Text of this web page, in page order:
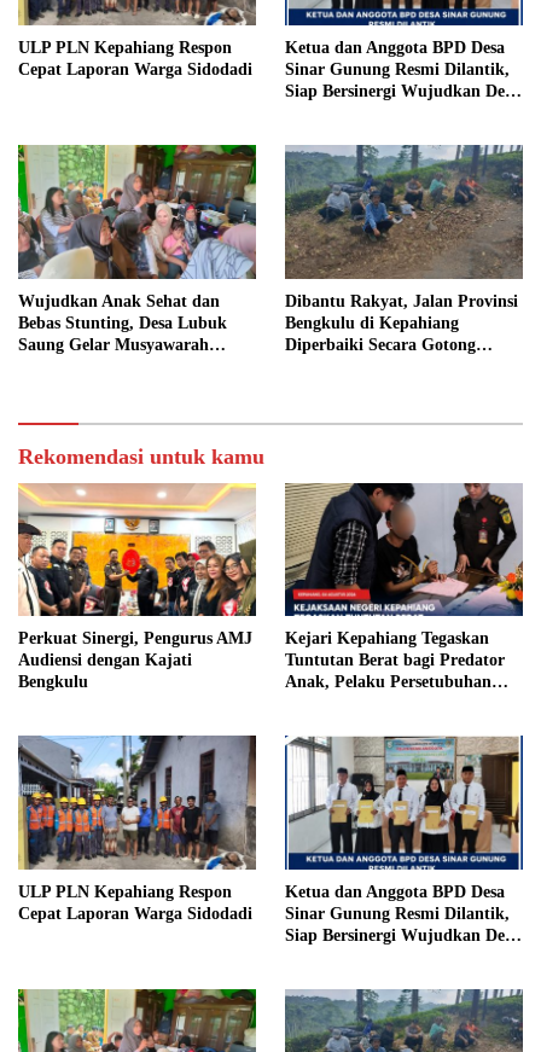
ULP PLN Kepahiang Respon
Cepat Laporan Warga Sidodadi
Ketua dan Anggota BPD Desa
Sinar Gunung Resmi Dilantik,
Siap Bersinergi Wujudkan Desa
Wujudkan Anak Sehat dan
Bebas Stunting, Desa Lubuk
Saung Gelar Musyawarah
Dibantu Rakyat, Jalan Provinsi
Bengkulu di Kepahiang
Diperbaiki Secara Gotong
Rekomendasi untuk kamu
Perkuat Sinergi, Pengurus AMJ
Audiensi dengan Kajati
Bengkulu
Kejari Kepahiang Tegaskan
Tuntutan Berat bagi Predator
Anak, Pelaku Persetubuhan
Penjara
ULP PLN Kepahiang Respon
Cepat Laporan Warga Sidodadi
Ketua dan Anggota BPD Desa
Sinar Gunung Resmi Dilantik,
Siap Bersinergi Wujudkan Desa